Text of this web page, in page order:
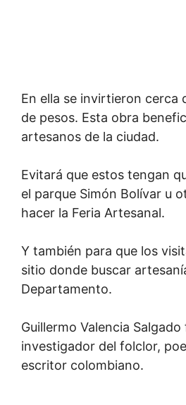
En ella se invirtieron cerca
de pesos. Esta obra
artesanos de la ciudad.
Evitará que estos tengan
el parque Simón Bolívar u
hacer la Feria Artesanal.
Y también para que los
sitio donde buscar
Departamento.
Guillermo Valencia
investigador del folclor,
escritor colombiano.